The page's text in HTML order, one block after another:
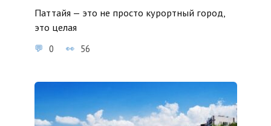
Паттайя — это не просто курортный город,
это целая
0 56